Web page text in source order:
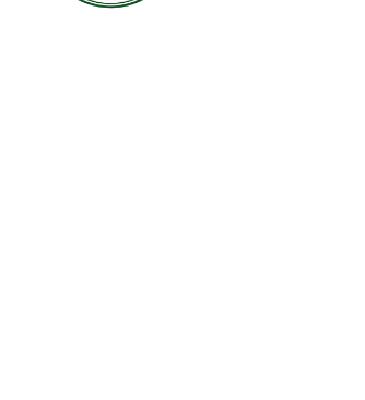
24/04/2018 at 10:07 am by